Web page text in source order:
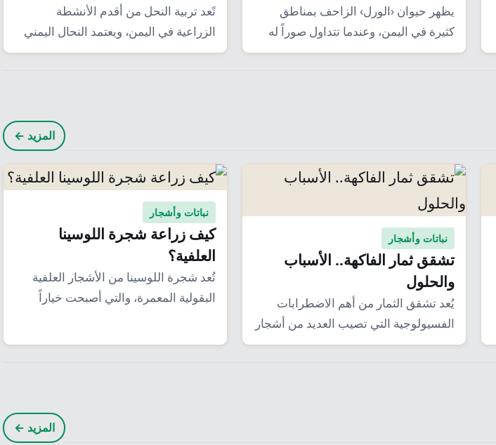
يظهر حيوان ‹الورل› الزاحف بمناطق
كثيرة في اليمن، وعندما تتداول صوراً له
على مواقع…
تًعد تربية النحل من أقدم الأنشطة
الزراعية في اليمن، ويعتمد النحال اليمني
على الترحال…
المزيد ←
نباتات وأشجار
تشقق ثمار الفاكهة.. الأسباب
والحلول
يُعد تشقق الثمار من أهم الاضطرابات
الفسيولوجية التي تصيب العديد من أشجار
الفاكهة، مثل…
نباتات وأشجار
كيف زراعة شجرة اللوسينا
العلفية؟
تُعد شجرة اللوسينا من الأشجار العلفية
البقولية المعمرة، والتي أصبحت خياراً
المزيد ←